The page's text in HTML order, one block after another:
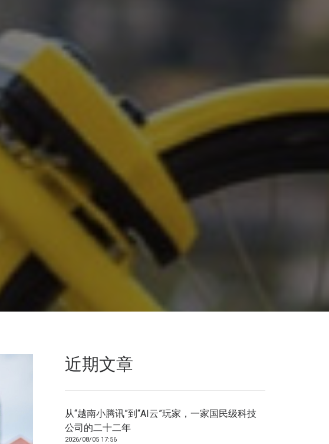
近期文章
从“越南小腾讯”到“AI云”玩家，一家国民级科技
公司的二十二年
2026/08/05 17:56